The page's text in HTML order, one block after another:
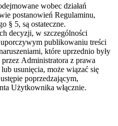
wobec działań
postanowień Regulaminu,
§ 5, są ostateczne.
decyzji, w szczególności
publikowaniu treści
które uprzednio były
Administratora z prawa
usunięcia, może wiązać się
poprzedzającym,
Użytkownika włącznie.